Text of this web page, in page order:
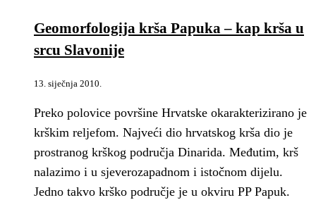
Geomorfologija krša Papuka – kap krša u
srcu Slavonije
13. siječnja 2010.
Preko polovice površine Hrvatske okarakterizirano je
krškim reljefom. Najveći dio hrvatskog krša dio je
prostranog krškog područja Dinarida. Međutim, krš
nalazimo i u sjeverozapadnom i istočnom dijelu.
Jedno takvo krško područje je u okviru PP Papuk.